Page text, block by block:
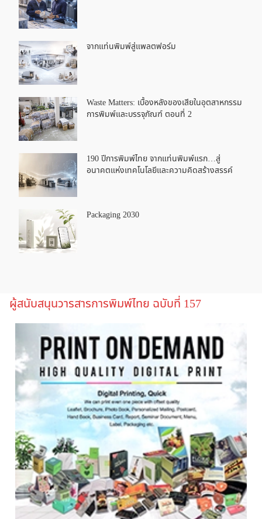
จากแท่นพิมพ์สู่แพลตฟอร์ม
Waste Matters: เบื้องหลังของเสียในอุตสาหกรรม
การพิมพ์และบรรจุภัณฑ์ ตอนที่ 2
190 ปีการพิมพ์ไทย จากแท่นพิมพ์แรก…สู่
อนาคตแห่งเทคโนโลยีและความคิดสร้างสรรค์
Packaging 2030
ผู้สนับสนุนวารสารการพิมพ์ไทย ฉบับที่ 157